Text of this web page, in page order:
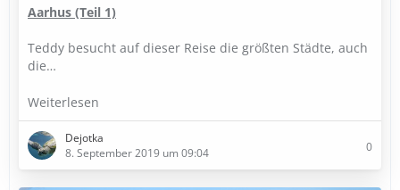
Aarhus (Teil 1)
Teddy besucht auf dieser Reise die größten Städte, auch
die…
Weiterlesen
Dejotka
8. September 2019 um 09:04
0